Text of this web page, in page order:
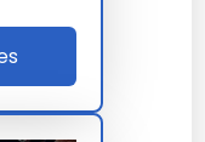
a adesão seja